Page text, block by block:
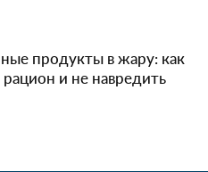
продукты в жару: как
и не навредить